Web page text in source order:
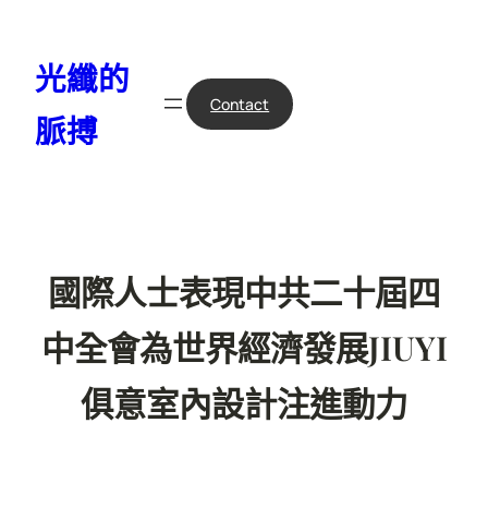
光纖的
脈搏
Contact
國際人士表現中共二十屆四
中全會為世界經濟發展JIUYI
俱意室內設計注進動力